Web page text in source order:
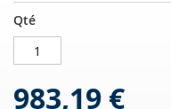
Filtres
à
particules
FORD
EN
STOCK
Qté
983,19 €